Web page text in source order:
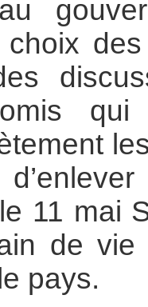
11 mai
de vie
pays.